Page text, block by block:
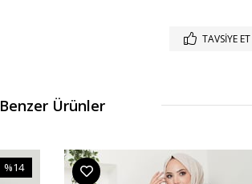
TAVSIYE ET
Benzer Ürünler
%14